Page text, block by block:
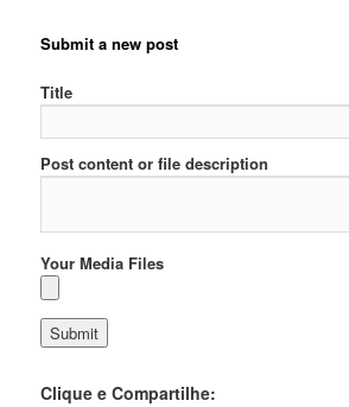
Submit a new post
Title
Post content or file description
Your Media Files
Clique e Compartilhe: